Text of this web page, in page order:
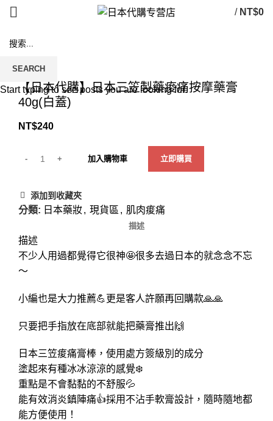
/ NT$0
Click to enlarge
【日本代購】日本三笠製藥痠痛按摩藥膏
40g(白蓋)
NT$240
加入購物車 立即購買
添加到收藏夾
分類: 日本藥妝, 現貨區 , 肌肉痠痛
描述
描述
不少人用過都覺得它很神🤩很多去過日本的就念念不忘
～
小編也是大力推薦💪更是客人許願再回購款🙏🙏
只要把手指放在底部就能把藥膏推出🙌
日本三笠痠痛膏棒，使用處方簽級別的成分
塗起來有種冰冰涼涼的感覺❄️
重點是不會黏黏的不舒服💦
能有效消炎鎮陣痛👍採用不沾手軟膏設計，隨時隨地都
能方便使用！
SEARCH
Start typing to see posts you are looking for.